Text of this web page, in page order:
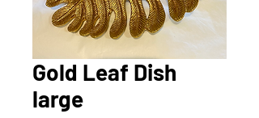
Gold Leaf Dish
large